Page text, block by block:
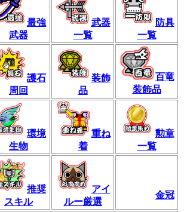
最強
武器
武器
一覧
防具
一覧
護石
周回
装飾
品
百竜
装飾品
環境
生物
重ね
着
勲章
一覧
推奨
スキル
アイ
ルー厳選
金冠